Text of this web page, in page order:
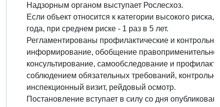
Надзорным органом выступает Рослесхоз.
Если объект относится к категории высокого
года, при среднем риске - 1 раз в 5 лет.
Регламентированы профилактические и
информирование, обобщение
консультирование, самообследование и
соблюдением обязательных требований,
инспекционный визит, рейдовый осмотр.
Постановление вступает в силу со дня